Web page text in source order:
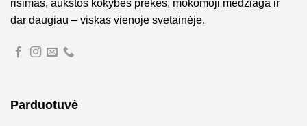
rišimas, aukštos kokybės prekės, mokomoji medžiaga ir
dar daugiau – viskas vienoje svetainėje.
Parduotuvė